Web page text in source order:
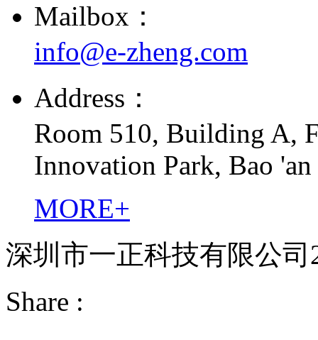
Mailbox：
info@e-zheng.com
Address：
Room 510, Building A,
Innovation Park, Bao
MORE+
深圳市一正科技有限公
Share :